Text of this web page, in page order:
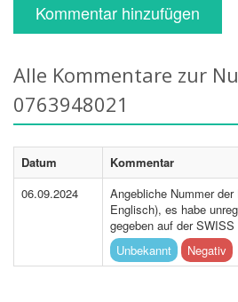
Kommentar hinzufügen
Alle Kommentare zur
0763948021
Datum
Kommentar
06.09.2024
Angebliche Nummer
Englisch), es habe
gegeben auf der SWISS
Unbekannt
Negativ